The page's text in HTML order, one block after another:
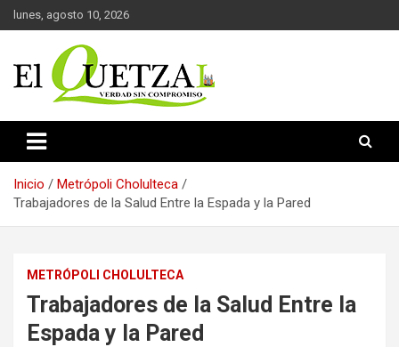
Saltar
al
lunes, agosto 10, 2026
El Quetzal de Cholula
Inicio
Metrópoli Cholulteca
Trabajadores de la Salud Entre la Espada y la Pared
METRÓPOLI CHOLULTECA
Trabajadores de la Salud Entre la
Espada y la Pared